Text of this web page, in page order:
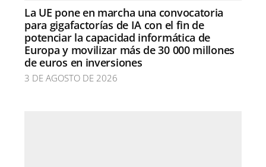
La UE pone en marcha una convocatoria
para gigafactorías de IA con el fin de
potenciar la capacidad informática de
Europa y movilizar más de 30 000 millones
de euros en inversiones
3 DE AGOSTO DE 2026